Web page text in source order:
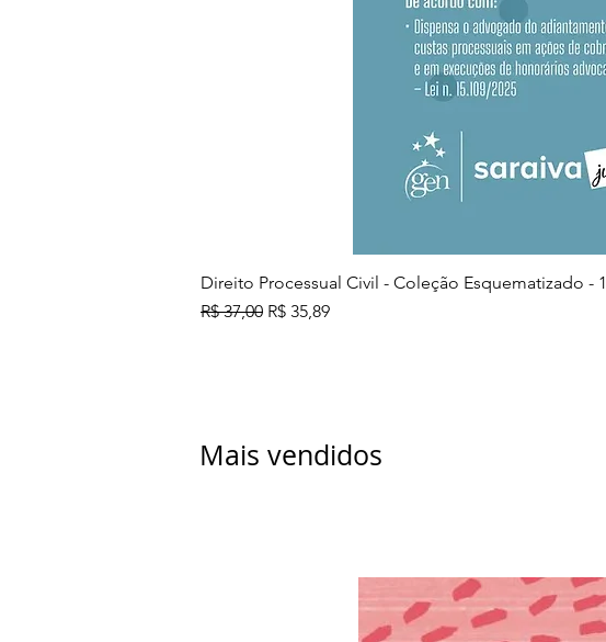
Direito Processual Civil - Coleção Esquematizado -
Preço normal
R$ 37,00 Preço promocional
R$ 35,89
Mais vendidos